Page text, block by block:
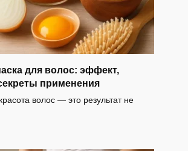
для волос: эффект,
применения
волос — это результат не